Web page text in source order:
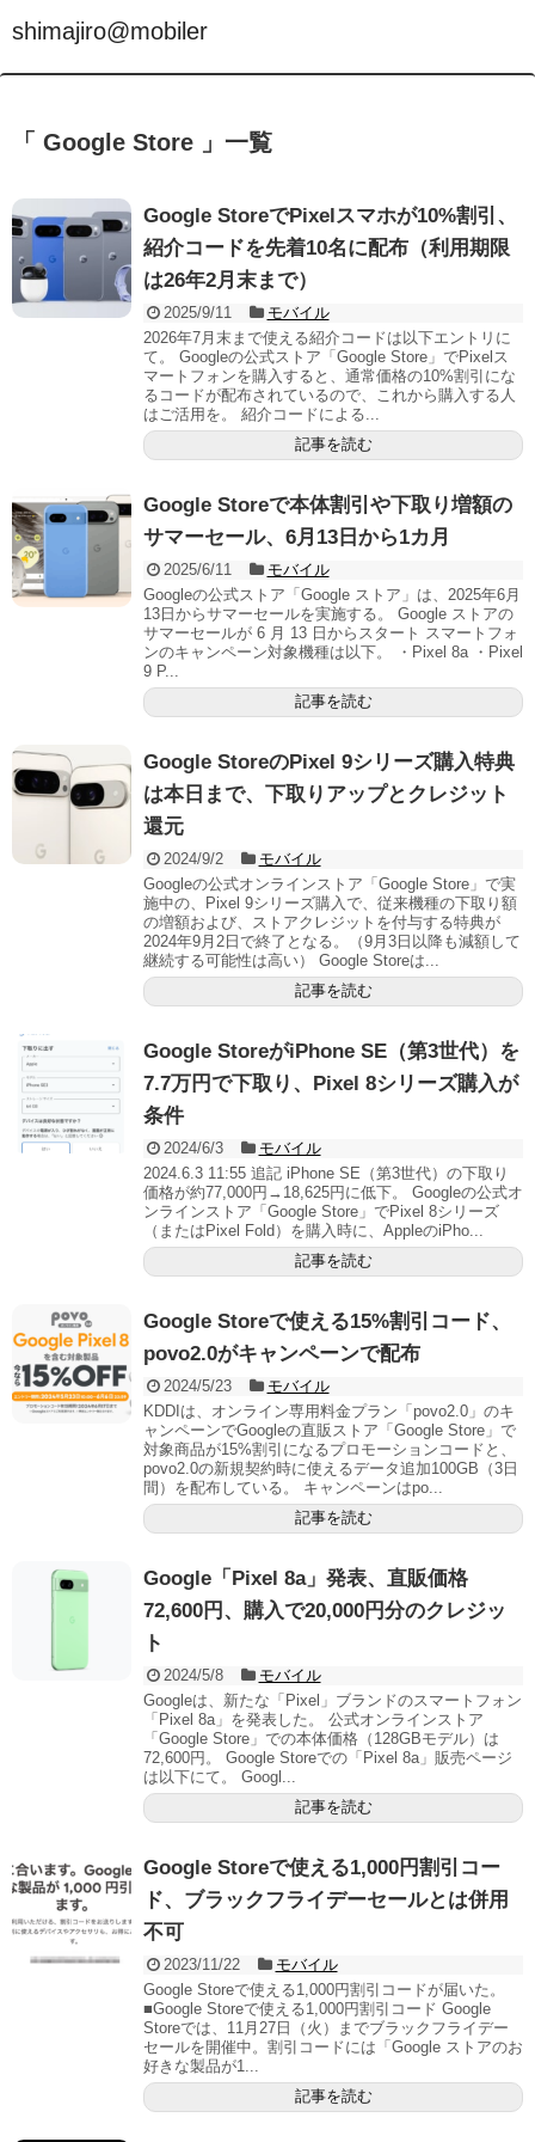
shimajiro@mobiler
「 Google Store 」一覧
Google StoreでPixelスマホが10%割引、
紹介コードを先着10名に配布（利用期限
は26年2月末まで）
2025/9/11
モバイル
2026年7月末まで使える紹介コードは以下エントリに
て。 Googleの公式ストア「Google Store」でPixelス
マートフォンを購入すると、通常価格の10%割引にな
るコードが配布されているので、これから購入する人
はご活用を。 紹介コードによる...
記事を読む
Google Storeで本体割引や下取り増額の
サマーセール、6月13日から1カ月
2025/6/11
モバイル
Googleの公式ストア「Google ストア」は、2025年6月
13日からサマーセールを実施する。 Google ストアの
サマーセールが 6 月 13 日からスタート スマートフォ
ンのキャンペーン対象機種は以下。 ・Pixel 8a ・Pixel
9 P...
記事を読む
Google StoreのPixel 9シリーズ購入特典
は本日まで、下取りアップとクレジット
還元
2024/9/2
モバイル
Googleの公式オンラインストア「Google Store」で実
施中の、Pixel 9シリーズ購入で、従来機種の下取り額
の増額および、ストアクレジットを付与する特典が
2024年9月2日で終了となる。（9月3日以降も減額して
継続する可能性は高い） Google Storeは...
記事を読む
Google StoreがiPhone SE（第3世代）を
7.7万円で下取り、Pixel 8シリーズ購入が
条件
2024/6/3
モバイル
2024.6.3 11:55 追記 iPhone SE（第3世代）の下取り
価格が約77,000円→18,625円に低下。 Googleの公式オ
ンラインストア「Google Store」でPixel 8シリーズ
（またはPixel Fold）を購入時に、AppleのiPho...
記事を読む
Google Storeで使える15%割引コード、
povo2.0がキャンペーンで配布
2024/5/23
モバイル
KDDIは、オンライン専用料金プラン「povo2.0」のキ
ャンペーンでGoogleの直販ストア「Google Store」で
対象商品が15%割引になるプロモーションコードと、
povo2.0の新規契約時に使えるデータ追加100GB（3日
間）を配布している。 キャンペーンはpo...
記事を読む
Google「Pixel 8a」発表、直販価格
72,600円、購入で20,000円分のクレジッ
ト
2024/5/8
モバイル
Googleは、新たな「Pixel」ブランドのスマートフォン
「Pixel 8a」を発表した。 公式オンラインストア
「Google Store」での本体価格（128GBモデル）は
72,600円。 Google Storeでの「Pixel 8a」販売ページ
は以下にて。 Googl...
記事を読む
Google Storeで使える1,000円割引コー
ド、ブラックフライデーセールとは併用
不可
2023/11/22
モバイル
Google Storeで使える1,000円割引コードが届いた。
■Google Storeで使える1,000円割引コード Google
Storeでは、11月27日（火）までブラックフライデー
セールを開催中。割引コードには「Google ストアのお
好きな製品が1...
記事を読む